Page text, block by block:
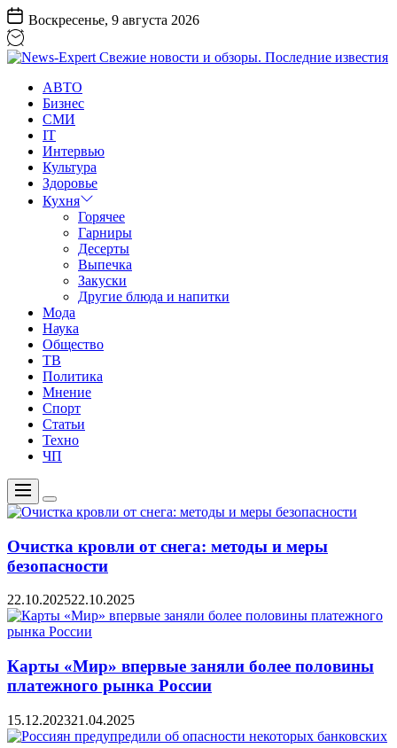
Перейти
к
содержанию
Воскресенье, 9 августа 2026
Expert
Свежие
новости
обзоры.
Последние
известия
АВТО
Бизнес
СМИ
IT
Интервью
Культура
Здоровье
Кухня
Горячее
Гарниры
Десерты
Выпечка
Закуски
Другие блюда и напитки
Мода
Наука
Общество
ТВ
Политика
Мнение
Спорт
Статьи
Техно
ЧП
Меню
Цвет
переключателя
Очистка кровли от снега: методы и меры
безопасности
22.10.202522.10.2025
Карты «Мир» впервые заняли более половины
платежного рынка России
15.12.202321.04.2025